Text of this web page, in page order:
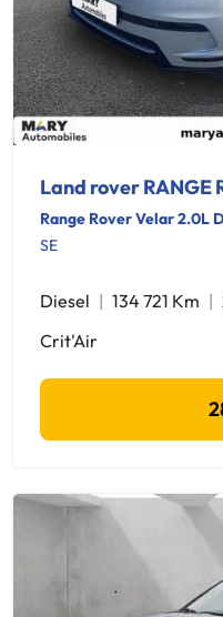
Land rover RANGE
Range Rover Velar 2.0L
SE
Diesel 134 721 Km
Crit'Air